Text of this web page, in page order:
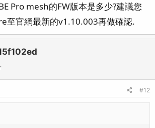
Pro mesh的FW版本是多少?建議您
至官網最新的v1.10.003再做確認.
#12